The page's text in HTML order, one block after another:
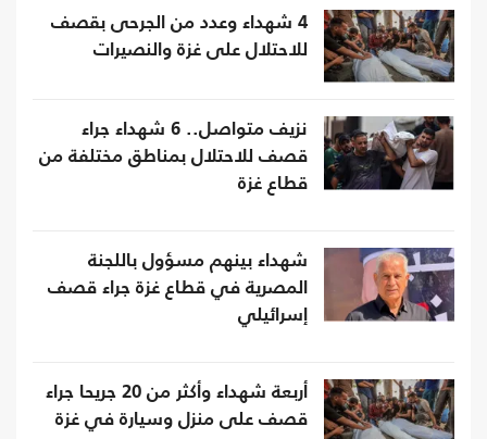
4 شهداء وعدد من الجرحى بقصف
للاحتلال على غزة والنصيرات
نزيف متواصل.. 6 شهداء جراء
قصف للاحتلال بمناطق مختلفة من
قطاع غزة
شهداء بينهم مسؤول باللجنة
المصرية في قطاع غزة جراء قصف
إسرائيلي
أربعة شهداء وأكثر من 20 جريحا جراء
قصف على منزل وسيارة في غزة